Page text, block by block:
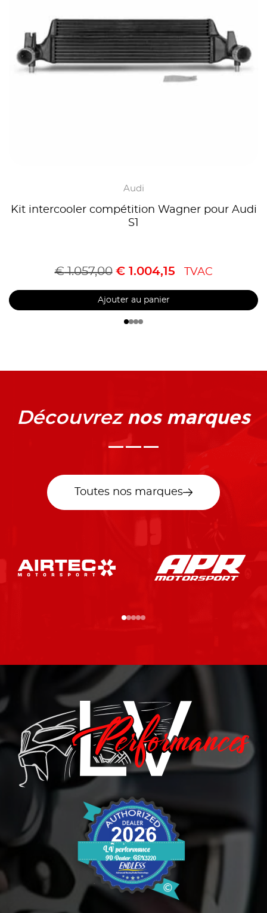
Audi
Kit intercooler compétition Wagner pour Audi
S1
€1.057,00 €1.004,15 TVAC
Ajouter au panier
Découvrez nos marques
Toutes nos marques